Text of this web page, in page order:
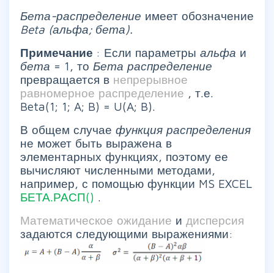
Бета-распределение имеет обозначение
Beta (альфа; бета).
Примечание : Если параметры альфа и
бета = 1, то Бета распределение
превращается в непрерывное
равномерное распределение , т.е.
Beta(1; 1; A; B) = U(A; B).
В общем случае функция распределения
не может быть выражена в
элементарных функциях, поэтому ее
вычисляют численными методами,
например, с помощью функции MS EXCEL
БЕТА.РАСП() .
Математическое ожидание и дисперсия
задаются следующими выражениями: